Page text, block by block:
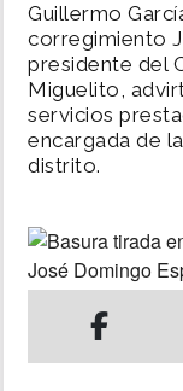
POLÍTICA
SHOW
MUNDO
INSÓLITAS
Guillermo
corregimiento
presidente del
Miguelito,
servicios
encargada de
distrito.